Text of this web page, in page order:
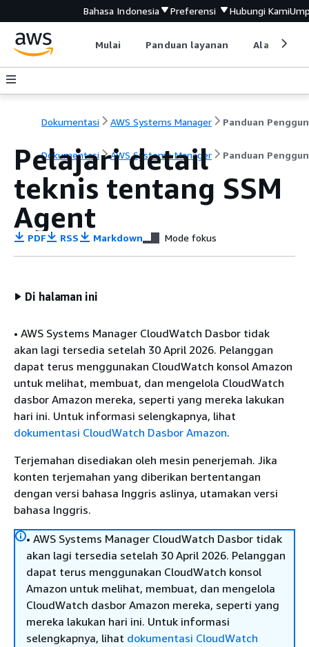
Bahasa Indonesia Preferensi Hubungi Kami
Mulai Panduan layanan Alat
Dokumentasi AWS Systems Manager Panduan
Dokumentasi AWS Systems Manager Panduan
Pelajari detail
teknis tentang SSM
Agent
PDF RSS Markdown Mode fokus
Di halaman ini
• AWS Systems Manager CloudWatch Dasbor tidak
akan lagi tersedia setelah 30 April 2026. Pelanggan
dapat terus menggunakan CloudWatch konsol Amazon
untuk melihat, membuat, dan mengelola CloudWatch
dasbor Amazon mereka, seperti yang mereka lakukan
hari ini. Untuk informasi selengkapnya, lihat
dokumentasi CloudWatch Dasbor Amazon.
Terjemahan disediakan oleh mesin penerjemah. Jika
konten terjemahan yang diberikan bertentangan
dengan versi bahasa Inggris aslinya, utamakan versi
bahasa Inggris.
• AWS Systems Manager CloudWatch Dasbor tidak
akan lagi tersedia setelah 30 April 2026. Pelanggan
dapat terus menggunakan CloudWatch konsol
Amazon untuk melihat, membuat, dan mengelola
CloudWatch dasbor Amazon mereka, seperti yang
mereka lakukan hari ini. Untuk informasi
selengkapnya, lihat dokumentasi CloudWatch